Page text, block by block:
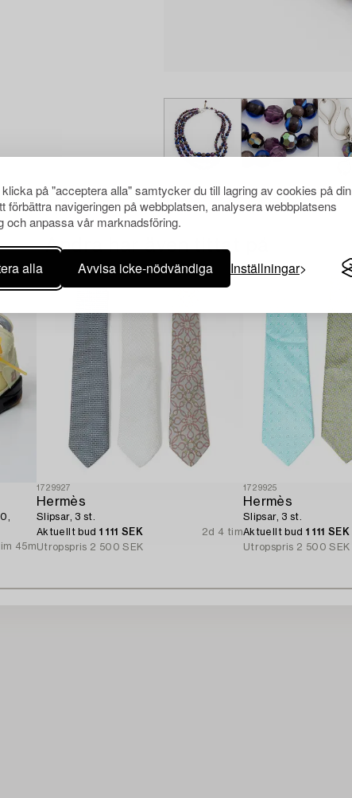
på "acceptera alla" samtycker du till lagring av cookies på din
förbättra navigeringen på webbplatsen, analysera webbplatsens
och anpassa vår marknadsföring.
alla Avvisa icke-nödvändiga Inställningar
Andra har även tittat på
45m
1729927
Hermès
Slipsar, 3 st.
Aktuellt bud 1 111 SEK
2d 4 tim
Utropspris 2 500 SEK
1729925
Hermès
Slipsar, 3 st.
Aktuellt bud 1 111 SEK
Utropspris 2 500 SEK